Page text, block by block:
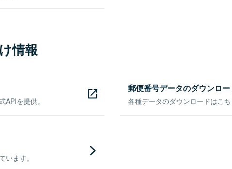
情報
を提供。
郵便番号データのダウンロー
各種データのダウンロードはこ
ます。